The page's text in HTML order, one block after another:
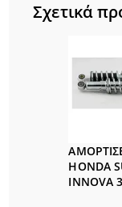
Σχετικά
HONDA
INNOVA